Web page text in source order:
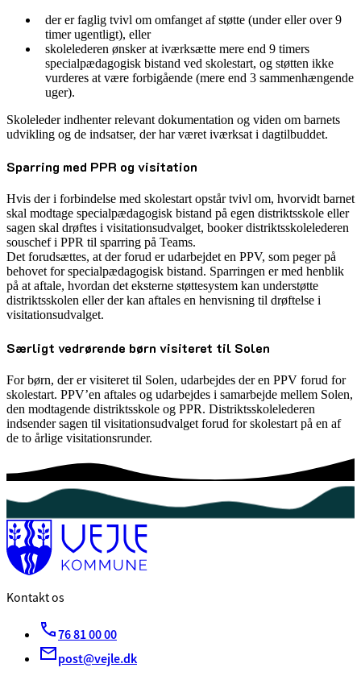
der er faglig tvivl om omfanget af støtte (under eller over 9
timer ugentligt), eller
skolelederen ønsker at iværksætte mere end 9 timers
specialpædagogisk bistand ved skolestart, og støtten ikke
vurderes at være forbigående (mere end 3 sammenhængende
uger).
Skoleleder indhenter relevant dokumentation og viden om barnets
udvikling og de indsatser, der har været iværksat i dagtilbuddet.
Sparring med PPR og visitation
Hvis der i forbindelse med skolestart opstår tvivl om, hvorvidt barnet
skal modtage specialpædagogisk bistand på egen distriktsskole eller
sagen skal drøftes i visitationsudvalget, booker distriktsskolelederen
souschef i PPR til sparring på Teams.
Det forudsættes, at der forud er udarbejdet en PPV, som peger på
behovet for specialpædagogisk bistand. Sparringen er med henblik
på at aftale, hvordan det eksterne støttesystem kan understøtte
distriktsskolen eller der kan aftales en henvisning til drøftelse i
visitationsudvalget.
Særligt vedrørende børn visiteret til Solen
For børn, der er visiteret til Solen, udarbejdes der en PPV forud for
skolestart. PPV’en aftales og udarbejdes i samarbejde mellem Solen,
den modtagende distriktsskole og PPR. Distriktsskolelederen
indsender sagen til visitationsudvalget forud for skolestart på en af
de to årlige visitationsrunder.
Kontakt os
76 81 00 00
post@vejle.dk